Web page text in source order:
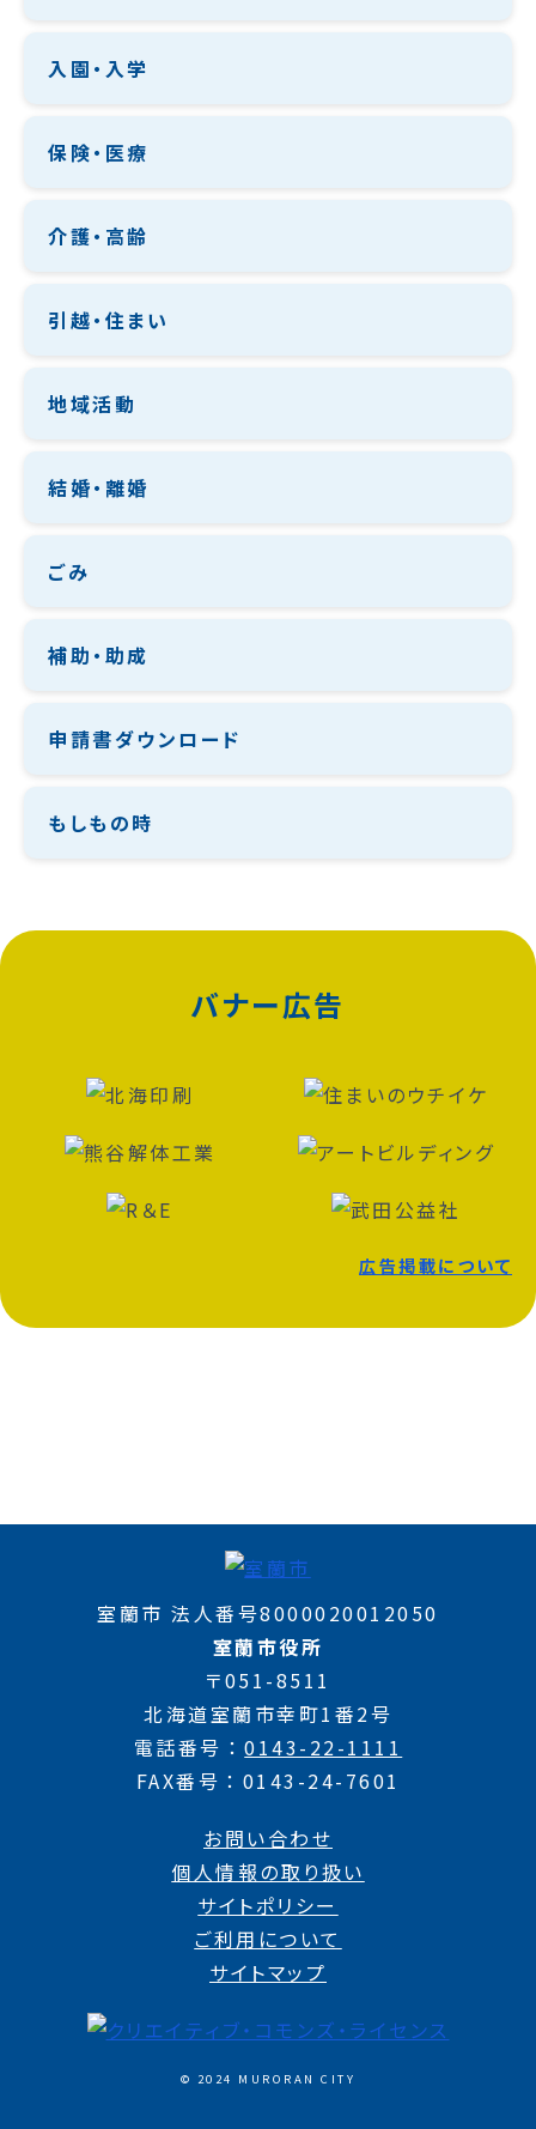
入園・入学
保険・医療
介護・高齢
引越・住まい
地域活動
結婚・離婚
ごみ
補助・助成
申請書ダウンロード
もしもの時
バナー広告
広告掲載について
室蘭市 法人番号8000020012050
室蘭市役所
〒051-8511
北海道室蘭市幸町1番2号
電話番号
0143-22-1111
FAX番号
0143-24-7601
お問い合わせ
個人情報の取り扱い
サイトポリシー
ご利用について
サイトマップ
© 2024 MURORAN CITY